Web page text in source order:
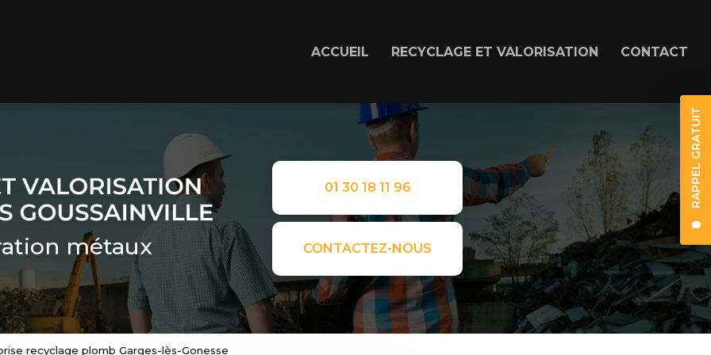
RAPPEL GRATUIT
ACCUEIL RECYCLAGE ET VALORISATION CONTACT
métaux
01 30 18 11 96
CONTACTEZ-NOUS
recyclage plomb Garges-lès-Gonesse